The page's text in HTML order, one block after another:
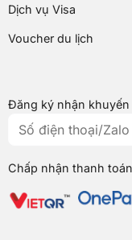
Dịch vụ Visa
Voucher du lịch
Đăng ký nhận khuyến
Chấp nhận thanh toán